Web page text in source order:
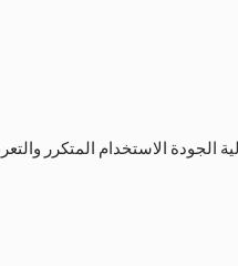
الجودة الاستخدام المتكرر